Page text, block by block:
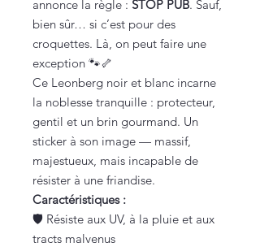
annonce la règle : STOP PUB. Sauf,
bien sûr… si c’est pour des
croquettes. Là, on peut faire une
exception 🐾🦴
Ce Leonberg noir et blanc incarne
la noblesse tranquille : protecteur,
gentil et un brin gourmand. Un
sticker à son image — massif,
majestueux, mais incapable de
résister à une friandise.
Caractéristiques :
🛡️ Résiste aux UV, à la pluie et aux
tracts malvenus